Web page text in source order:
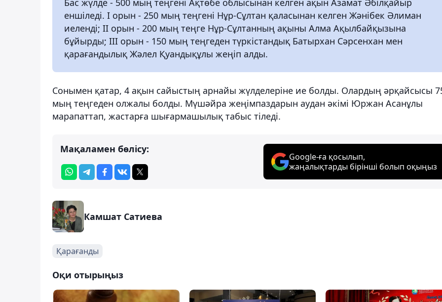
еншіледі. I орын - 250 мың теңгені Нұр-Сұлтан қаласынан келген Жәнібек Әлиман
иеленді; II орын - 200 мың теңге Нұр-Сұлтанның ақыны Алма Ақылбайқызына
бұйырды; ІІІ орын - 150 мың теңгеден түркістандық Батырхан Сәрсенхан мен
қарағандылық Жәлел Қуандықұлы жеңіп алды.
Сонымен қатар, 4 ақын сайыстың арнайы жүлделеріне ие болды. Олардың әрқайсысы
мың теңгеден олжалы болды. Мүшәйра жеңімпаздарын аудан әкімі Юржан Асанұлы
марапаттап, жастарға шығармашылық табыс тіледі.
Мақаламен бөлісу:
Google-ға қосылып,
жаңалықтарды бірінші болып оқыңыз
Камшат Сатиева
Қарағанды
Оқи отырыңыз